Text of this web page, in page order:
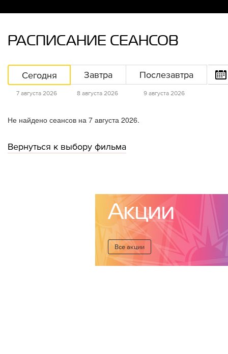
РАСПИСАНИЕ СЕАНСОВ
Сегодня
7 августа 2026
Завтра
8 августа 2026
Послезавтра
9 августа 2026
Не найдено сеансов на 7 августа 2026.
Вернуться к выбору фильма
Акции
Все акции